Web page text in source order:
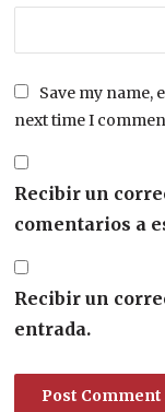
Save my name,
next time I
Recibir un
comentarios a
Recibir un
entrada.